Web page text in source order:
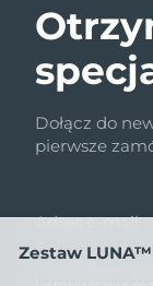
Dołącz do
pierwsze
Adres e-mail
Naciskając
Zestaw